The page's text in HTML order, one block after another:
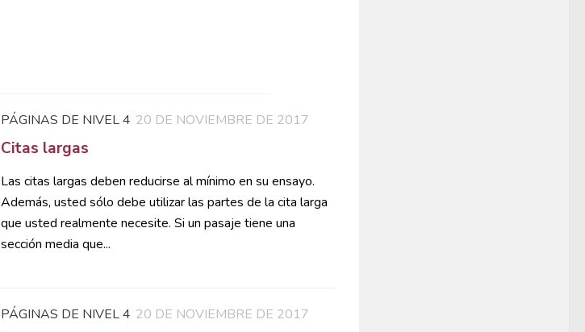
PÁGINAS DE NIVEL 4 20 DE NOVIEMBRE DE 2017
Citas largas
Las citas largas deben reducirse al mínimo en su ensayo.
Además, usted sólo debe utilizar las partes de la cita larga
que usted realmente necesite. Si un pasaje tiene una
sección media que...
PÁGINAS DE NIVEL 4 20 DE NOVIEMBRE DE 2017